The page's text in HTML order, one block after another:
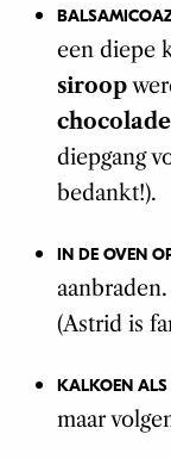
een diepe
siroop
chocolade
diepgang
bedankt!).
IN DE OVEN
(Astrid is
KALKOEN ALS
maar